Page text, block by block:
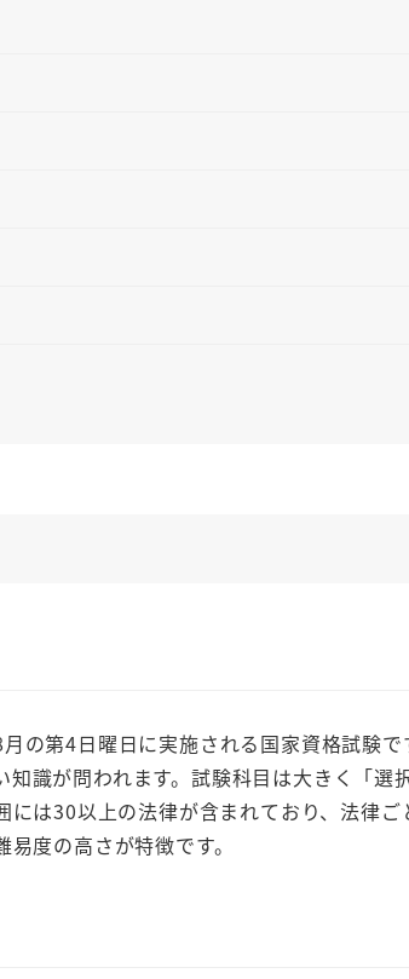
の第4日曜日に実施される国家資格試験
識が問われます。試験科目は大きく「選
は30以上の法律が含まれており、法律
度の高さが特徴です。